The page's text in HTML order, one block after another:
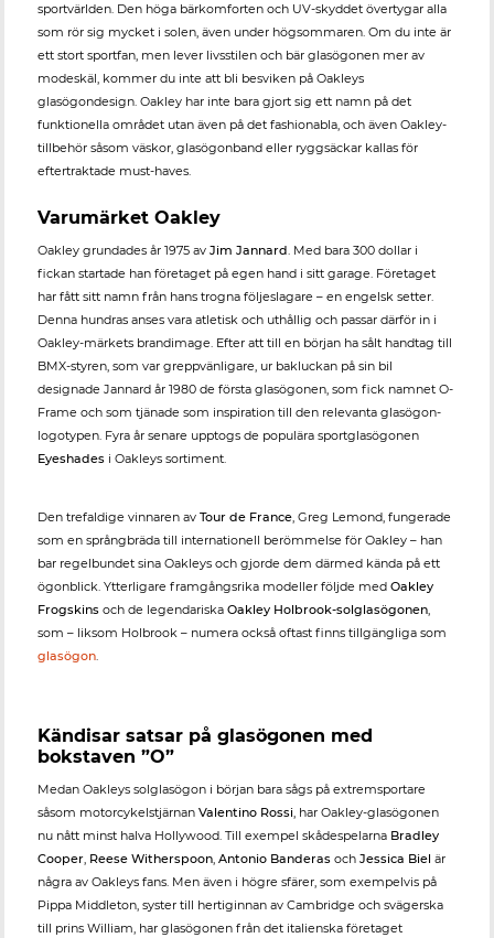
sportvärlden. Den höga bärkomforten och UV-skyddet övertygar alla
som rör sig mycket i solen, även under högsommaren. Om du inte är
ett stort sportfan, men lever livsstilen och bär glasögonen mer av
modeskäl, kommer du inte att bli besviken på Oakleys
glasögondesign. Oakley har inte bara gjort sig ett namn på det
funktionella området utan även på det fashionabla, och även Oakley-
tillbehör såsom väskor, glasögonband eller ryggsäckar kallas för
eftertraktade must-haves.
Varumärket Oakley
Oakley grundades år 1975 av Jim Jannard. Med bara 300 dollar i
fickan startade han företaget på egen hand i sitt garage. Företaget
har fått sitt namn från hans trogna följeslagare – en engelsk setter.
Denna hundras anses vara atletisk och uthållig och passar därför in i
Oakley-märkets brandimage. Efter att till en början ha sålt handtag till
BMX-styren, som var greppvänligare, ur bakluckan på sin bil
designade Jannard år 1980 de första glasögonen, som fick namnet O-
Frame och som tjänade som inspiration till den relevanta glasögon-
logotypen. Fyra år senare upptogs de populära sportglasögonen
Eyeshades i Oakleys sortiment.
Den trefaldige vinnaren av Tour de France, Greg Lemond, fungerade
som en språngbräda till internationell berömmelse för Oakley – han
bar regelbundet sina Oakleys och gjorde dem därmed kända på ett
ögonblick. Ytterligare framgångsrika modeller följde med Oakley
Frogskins och de legendariska Oakley Holbrook-solglasögonen,
som – liksom Holbrook – numera också oftast finns tillgängliga som
glasögon.
Kändisar satsar på glasögonen med
bokstaven ”O”
Medan Oakleys solglasögon i början bara sågs på extremsportare
såsom motorcykelstjärnan Valentino Rossi, har Oakley-glasögonen
nu nått minst halva Hollywood. Till exempel skådespelarna Bradley
Cooper, Reese Witherspoon, Antonio Banderas och Jessica Biel är
några av Oakleys fans. Men även i högre sfärer, som exempelvis på
Pippa Middleton, syster till hertiginnan av Cambridge och svägerska
till prins William, har glasögonen från det italienska företaget